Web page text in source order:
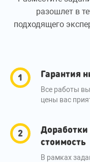
разошлет в
подходящего
Гарантия
Все работы
цены вас
стоимость
В рамках